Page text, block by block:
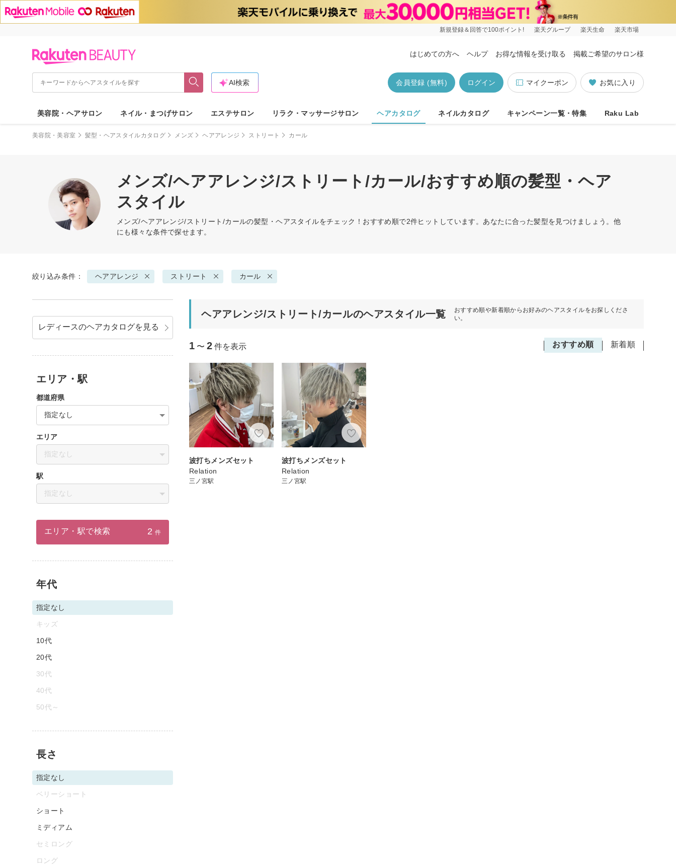
新規登録＆回答で100ポイント! 楽天グループ 楽天生命 楽天市場
はじめての方へ ヘルプ お得な情報を受け取る 掲載ご希望のサロン様
お気に入り
マイクーポン
ログイン
会員登録 (無料)
AI検索
美容院・ヘアサロン ネイル・まつげサロン エステサロン リラク・マッサージサロン ヘアカタログ ネイルカタログ キャンペーン一覧・特集 Raku Lab
美容院・美容室 髪型・ヘアスタイルカタログ メンズ ヘアアレンジ ストリート カール
メンズ/ヘアアレンジ/ストリート/カール/おすすめ順の髪型・ヘア
スタイル
メンズ/ヘアアレンジ/ストリート/カールの髪型・ヘアスタイルをチェック！おすすめ順で2件ヒットしています。あなたに合った髪型を見つけましょう。他
にも様々な条件で探せます。
絞り込み条件： ヘアアレンジ ストリート カール
ヘアアレンジ/ストリート/カールのヘアスタイル一覧
おすすめ順や新着順からお好みのヘアスタイルをお探しくださ
い。
おすすめ順 新着順
1 〜 2 件を表示
波打ちメンズセット
Relation
三ノ宮駅
波打ちメンズセット
Relation
三ノ宮駅
レディースのヘアカタログを見る
エリア・駅
都道府県
指定なし
エリア
指定なし
駅
指定なし
エリア・駅で検索 2 件
年代
指定なし
キッズ
10代
20代
30代
40代
50代～
長さ
指定なし
ベリーショート
ショート
ミディアム
セミロング
ロング